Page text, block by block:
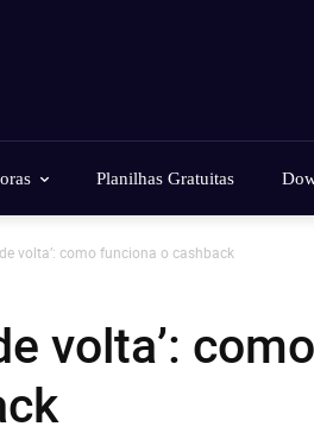
Planilhas Gratuitas
volta’: como funciona o cashback
volta’: como